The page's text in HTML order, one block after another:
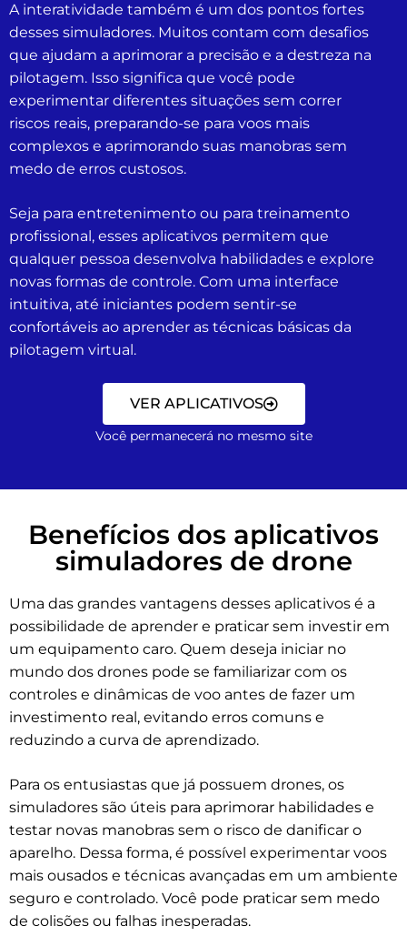
A interatividade também é um dos pontos fortes
desses simuladores. Muitos contam com desafios
que ajudam a aprimorar a precisão e a destreza na
pilotagem. Isso significa que você pode
experimentar diferentes situações sem correr
riscos reais, preparando-se para voos mais
complexos e aprimorando suas manobras sem
medo de erros custosos.
Seja para entretenimento ou para treinamento
profissional, esses aplicativos permitem que
qualquer pessoa desenvolva habilidades e explore
novas formas de controle. Com uma interface
intuitiva, até iniciantes podem sentir-se
confortáveis ao aprender as técnicas básicas da
pilotagem virtual.
VER APLICATIVOS
Você permanecerá no mesmo site
Benefícios dos aplicativos
simuladores de drone
Uma das grandes vantagens desses aplicativos é a
possibilidade de aprender e praticar sem investir em
um equipamento caro. Quem deseja iniciar no
mundo dos drones pode se familiarizar com os
controles e dinâmicas de voo antes de fazer um
investimento real, evitando erros comuns e
reduzindo a curva de aprendizado.
Para os entusiastas que já possuem drones, os
simuladores são úteis para aprimorar habilidades e
testar novas manobras sem o risco de danificar o
aparelho. Dessa forma, é possível experimentar voos
mais ousados e técnicas avançadas em um ambiente
seguro e controlado. Você pode praticar sem medo
de colisões ou falhas inesperadas.